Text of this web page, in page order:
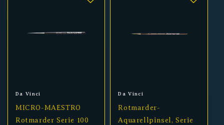
Anbieter:
Da Vinci
MICRO-MAESTRO
Rotmarder Serie 100
Anbieter:
Da Vinci
Rotmarder-
Aquarellpinsel, Serie